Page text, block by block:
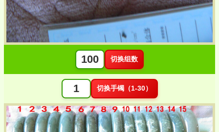
切换组数
切换手镯（1-30）